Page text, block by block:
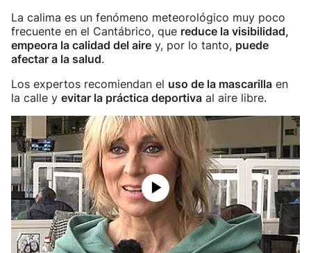
La calima es un fenómeno meteorológico muy poco
frecuente en el Cantábrico, que reduce la visibilidad,
empeora la calidad del aire y, por lo tanto, puede
afectar a la salud.
Los expertos recomiendan el uso de la mascarilla en
la calle y evitar la práctica deportiva al aire libre.